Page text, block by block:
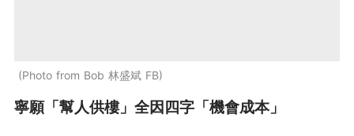
Photo from Bob 林盛斌 FB
寧願「幫人供樓」全因四字「機會成本」